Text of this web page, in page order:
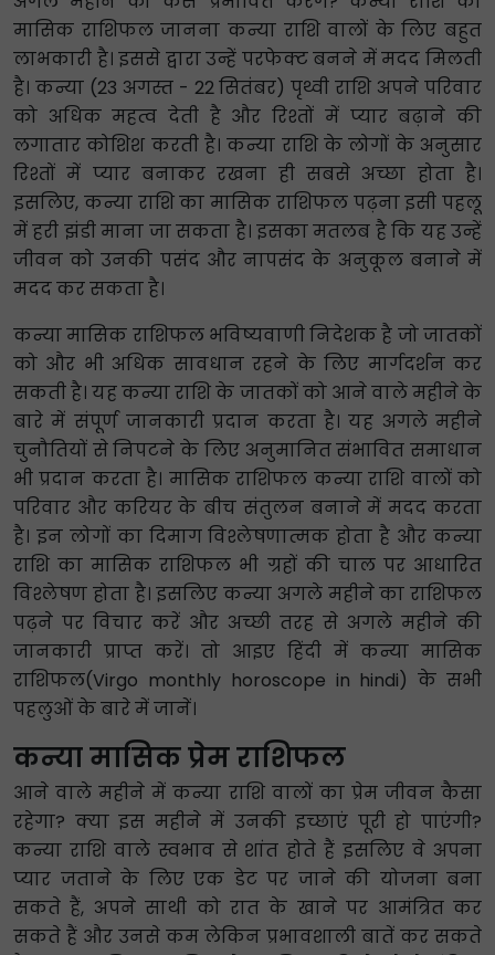
मासिक राशिफल जानना कन्या राशि वालों के लिए बहुत
लाभकारी है। इससे द्वारा उन्हें परफेक्ट बनने में मदद मिलती
है। कन्या (23 अगस्त - 22 सितंबर) पृथ्वी राशि अपने परिवार
को अधिक महत्व देती है और रिश्तों में प्यार बढ़ाने की
लगातार कोशिश करती है। कन्या राशि के लोगों के अनुसार
रिश्तों में प्यार बनाकर रखना ही सबसे अच्छा होता है।
इसलिए, कन्या राशि का मासिक राशिफल पढ़ना इसी पहलू
में हरी झंडी माना जा सकता है। इसका मतलब है कि यह उन्हें
जीवन को उनकी पसंद और नापसंद के अनुकूल बनाने में
मदद कर सकता है।
कन्या मासिक राशिफल भविष्यवाणी निदेशक है जो जातकों
को और भी अधिक सावधान रहने के लिए मार्गदर्शन कर
सकती है। यह कन्या राशि के जातकों को आने वाले महीने के
बारे में संपूर्ण जानकारी प्रदान करता है। यह अगले महीने
चुनौतियों से निपटने के लिए अनुमानित संभावित समाधान
भी प्रदान करता है। मासिक राशिफल कन्या राशि वालों को
परिवार और करियर के बीच संतुलन बनाने में मदद करता
है। इन लोगों का दिमाग विश्लेषणात्मक होता है और कन्या
राशि का मासिक राशिफल भी ग्रहों की चाल पर आधारित
विश्लेषण होता है। इसलिए कन्या अगले महीने का राशिफल
पढ़ने पर विचार करें और अच्छी तरह से अगले महीने की
जानकारी प्राप्त करें। तो आइए हिंदी में कन्या मासिक
राशिफल(Virgo monthly horoscope in hindi) के सभी
पहलुओं के बारे में जानें।
कन्या मासिक प्रेम राशिफल
आने वाले महीने में कन्या राशि वालों का प्रेम जीवन कैसा
रहेगा? क्या इस महीने में उनकी इच्छाएं पूरी हो पाएंगी?
कन्या राशि वाले स्वभाव से शांत होते हैं इसलिए वे अपना
प्यार जताने के लिए एक डेट पर जाने की योजना बना
सकते हैं, अपने साथी को रात के खाने पर आमंत्रित कर
सकते हैं और उनसे कम लेकिन प्रभावशाली बातें कर सकते